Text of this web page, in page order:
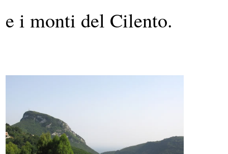
e i monti del Cilento.